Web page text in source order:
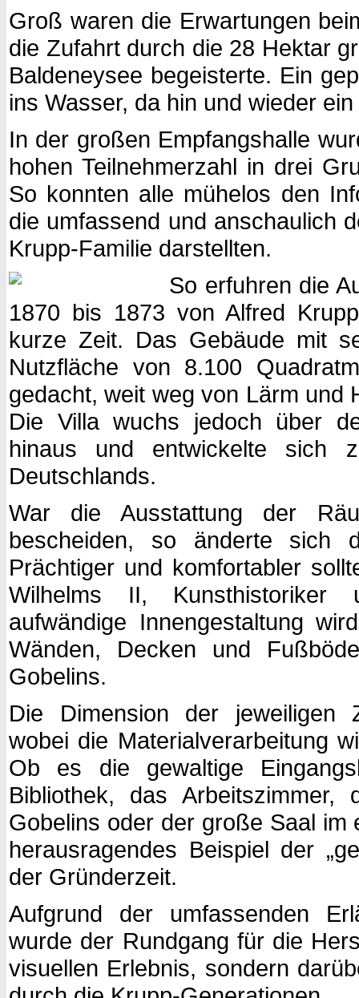
Groß waren die Erwartungen
die Zufahrt durch die 28 Hektar
Baldeneysee begeisterte. Ein
ins Wasser, da hin und wieder
In der großen Empfangshalle
hohen Teilnehmerzahl in drei
So konnten alle mühelos den
die umfassend und anschaulich
Krupp-Familie darstellten.
So erfuhren die
1870 bis 1873 von Alfred
kurze Zeit. Das Gebäude mit
Nutzfläche von 8.100
gedacht, weit weg von Lärm und
Die Villa wuchs jedoch über
hinaus und entwickelte sich
Deutschlands.
War die Ausstattung der
bescheiden, so änderte sich
Prächtiger und komfortabler
Wilhelms II, Kunsthistoriker
aufwändige Innengestaltung
Wänden, Decken und
Gobelins.
Die Dimension der jeweiligen
wobei die Materialverarbeitung
Ob es die gewaltige
Bibliothek, das
Gobelins oder der große Saal
herausragendes Beispiel der
der Gründerzeit.
Aufgrund der umfassenden
wurde der Rundgang für die
visuellen Erlebnis, sondern